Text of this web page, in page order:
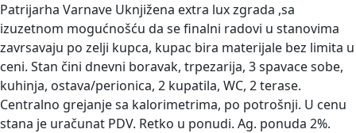
Patrijarha Varnave Uknjižena extra lux zgrada ,sa
izuzetnom mogućnošću da se finalni radovi u stanovima
zavrsavaju po zelji kupca, kupac bira materijale bez limita u
ceni. Stan čini dnevni boravak, trpezarija, 3 spavace sobe,
kuhinja, ostava/perionica, 2 kupatila, WC, 2 terase.
Centralno grejanje sa kalorimetrima, po potrošnji. U cenu
stana je uračunat PDV. Retko u ponudi. Ag. ponuda 2%.